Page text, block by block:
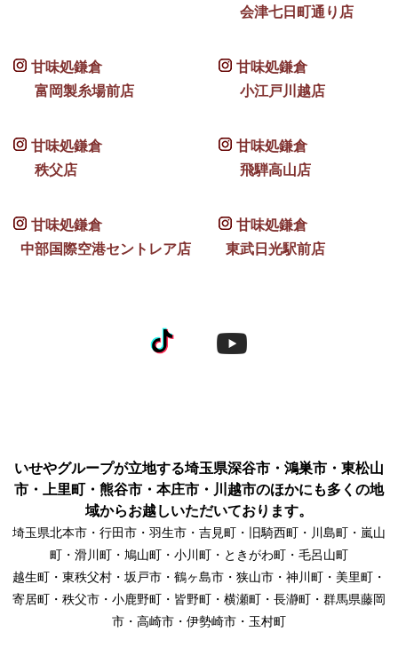
会津七日町通り店
甘味処鎌倉
富岡製糸場前店
甘味処鎌倉
小江戸川越店
甘味処鎌倉
秩父店
甘味処鎌倉
飛騨高山店
甘味処鎌倉
中部国際空港セントレア店
甘味処鎌倉
東武日光駅前店
いせやグループが立地する埼玉県深谷市・鴻巣市・東松山
市・上里町・熊谷市・本庄市・川越市のほかにも多くの地
域からお越しいただいております。
埼玉県北本市・行田市・羽生市・吉見町・旧騎西町・川島町・嵐山
町・滑川町・鳩山町・小川町・ときがわ町・毛呂山町
越生町・東秩父村・坂戸市・鶴ヶ島市・狭山市・神川町・美里町・
寄居町・秩父市・小鹿野町・皆野町・横瀬町・長瀞町・群馬県藤岡
市・高崎市・伊勢崎市・玉村町